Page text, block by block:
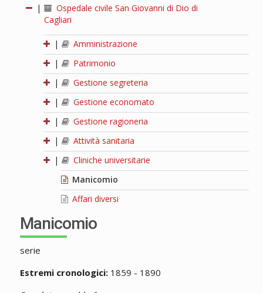
|
Ospedale civile San Giovanni di Dio di
Cagliari
|
Amministrazione
|
Patrimonio
|
Gestione segreteria
|
Gestione economato
|
Gestione ragioneria
|
Attività sanitaria
|
Cliniche universitarie
Manicomio
Affari diversi
Manicomio
serie
Estremi cronologici:1859 - 1890